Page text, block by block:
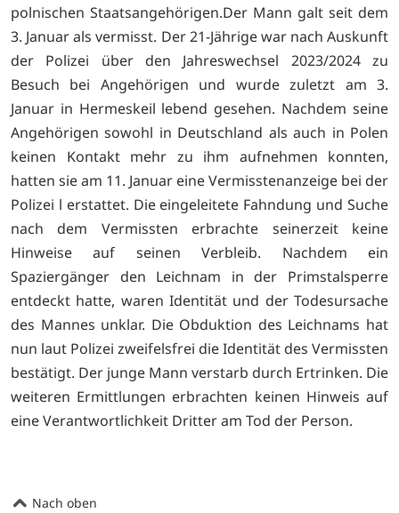
polnischen Staatsangehörigen.Der Mann galt seit dem
3. Januar als vermisst. Der 21-Jährige war nach Auskunft
der Polizei über den Jahreswechsel 2023/2024 zu
Besuch bei Angehörigen und wurde zuletzt am 3.
Januar in Hermeskeil lebend gesehen. Nachdem seine
Angehörigen sowohl in Deutschland als auch in Polen
keinen Kontakt mehr zu ihm aufnehmen konnten,
hatten sie am 11. Januar eine Vermisstenanzeige bei der
Polizei l erstattet. Die eingeleitete Fahndung und Suche
nach dem Vermissten erbrachte seinerzeit keine
Hinweise auf seinen Verbleib. Nachdem ein
Spaziergänger den Leichnam in der Primstalsperre
entdeckt hatte, waren Identität und der Todesursache
des Mannes unklar. Die Obduktion des Leichnams hat
nun laut Polizei zweifelsfrei die Identität des Vermissten
bestätigt. Der junge Mann verstarb durch Ertrinken. Die
weiteren Ermittlungen erbrachten keinen Hinweis auf
eine Verantwortlichkeit Dritter am Tod der Person.
Nach oben